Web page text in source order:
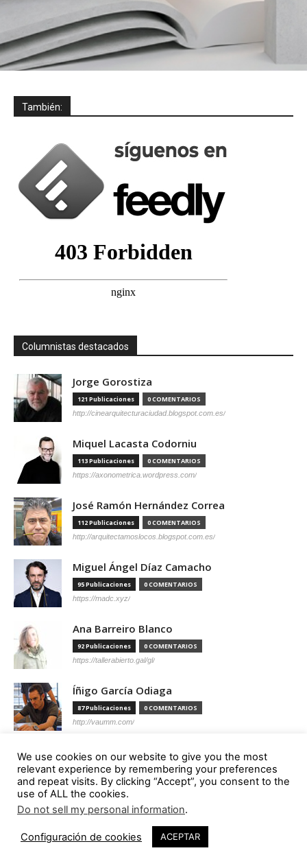
También:
Columnistas destacados
Jorge Gorostiza
121 Publicaciones 0 COMENTARIOS
http://cinearquitecturaciudad.blogspot.com.es/
Miquel Lacasta Codorniu
113 Publicaciones 0 COMENTARIOS
https://axonometrica.wordpress.com/
José Ramón Hernández Correa
112 Publicaciones 0 COMENTARIOS
http://arquitectamoslocos.blogspot.com.es/
Miguel Ángel Díaz Camacho
95 Publicaciones 0 COMENTARIOS
https://madc.xyz/
Ana Barreiro Blanco
92 Publicaciones 0 COMENTARIOS
https://tallerabierto.gal/gl/
Íñigo García Odiaga
87 Publicaciones 0 COMENTARIOS
http://vaumm.com/
Óscar Tenreiro Degwitz
85 Publicaciones 0 COMENTARIOS
https://oscartenreiro.com/
Antonio S. Río Vázquez
57 Publicaciones 0 COMENTARIOS
We use cookies on our website to give you the most
relevant experience by remembering your preferences
and repeat visits. By clicking “Accept”, you consent to the
use of ALL the cookies.
Do not sell my personal information.
Configuración de cookies ACEPTAR